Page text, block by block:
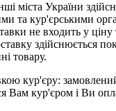
міста України
та кур'єрськими
не входить у ціну
здійснюється
товару.
кур'єру:
Вам кур'єром і Ви